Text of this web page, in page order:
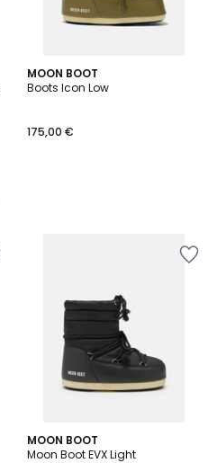
MOON BOOT
Boots Icon Low
175,00 €
MOON BOOT
Moon Boot EVX Light